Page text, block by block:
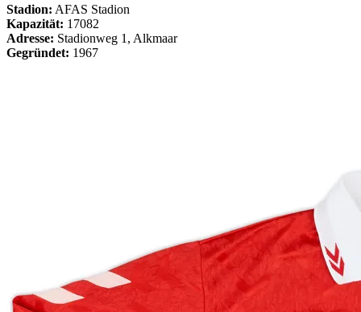
Stadion: AFAS Stadion
Kapazität: 17082
Adresse: Stadionweg 1, Alkmaar
Gegründet: 1967